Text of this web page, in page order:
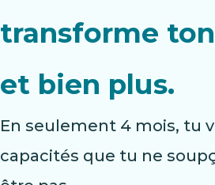
transforme
et bien plus.
En seulement 4 mois, tu
capacités que tu ne